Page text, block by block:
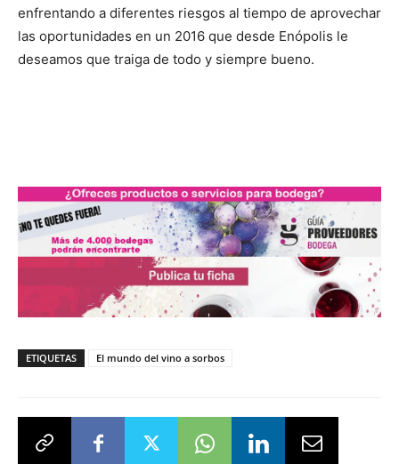
enfrentando a diferentes riesgos al tiempo de aprovechar
las oportunidades en un 2016 que desde Enópolis le
deseamos que traiga de todo y siempre bueno.
ETIQUETAS El mundo del vino a sorbos